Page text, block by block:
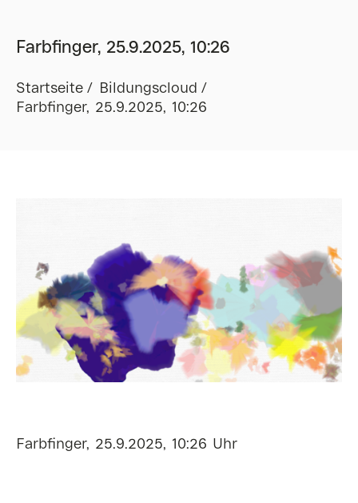
Farbfinger, 25.9.2025, 10:26
Startseite
Bildungscloud
Farbfinger, 25.9.2025, 10:26
Farbfinger, 25.9.2025, 10:26 Uhr